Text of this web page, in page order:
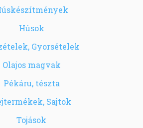
Húsok
Gyorsételek
Olajos magvak
Pékáru, tészta
Sajtok
Tojások